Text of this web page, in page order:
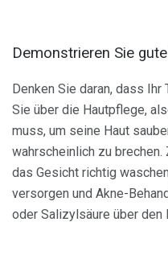
Demonstrieren Sie
Denken Sie daran, dass
Sie über die Hautpflege,
muss, um seine Haut
wahrscheinlich zu
das Gesicht richtig
versorgen und Akne-
oder Salizylsäure über den